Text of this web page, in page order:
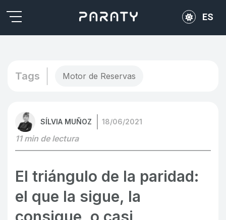
ES
Tags Motor de Reservas
SÍLVIA MUÑOZ 18/06/2021
11 min de lectura
El triángulo de la paridad:
el que la sigue, la